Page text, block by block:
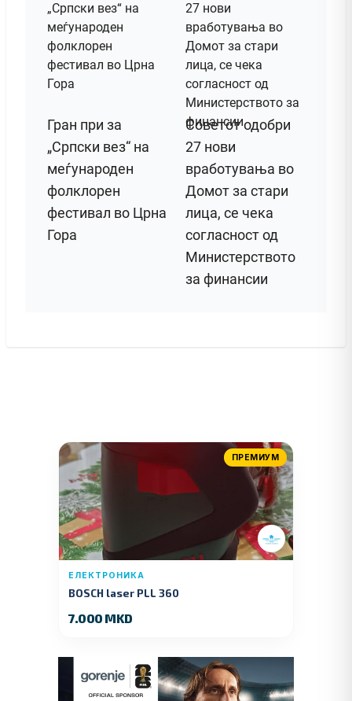
Гран при за
„Српски вез“ на
меѓународен
фолклорен
фестивал во Црна
Гора
Советот одобри
27 нови
вработувања во
Домот за стари
лица, се чека
согласност од
Министерството
за финансии
ПРЕМИУМ
ЕЛЕКТРОНИКА
BOSCH laser PLL 360
7.000 MKD